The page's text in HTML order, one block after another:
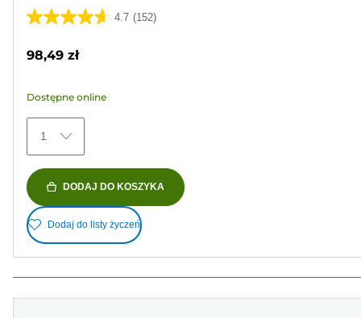
4.7 (152)
4.7
5
152
Recenzji
98,49 zł
Dostępne online
1
DODAJ DO KOSZYKA
Dodaj do listy życzeń